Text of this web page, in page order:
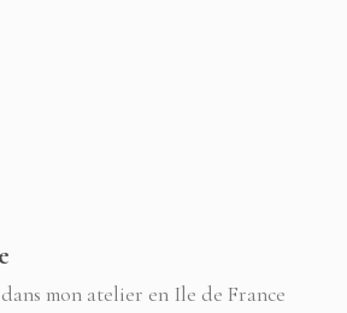
mon atelier en Ile de France